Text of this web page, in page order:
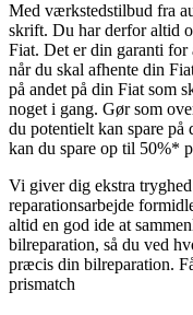
Med værkstedstilbud fra
skrift. Du har derfor altid
Fiat. Det er din garanti for
når du skal afhente din
på andet på din Fiat som
noget i gang. Gør som
du potentielt kan spare
kan du spare op til 50%*
Vi giver dig ekstra
reparationsarbejde
altid en god ide at
bilreparation, så du ved
præcis din bilreparation.
prismatch